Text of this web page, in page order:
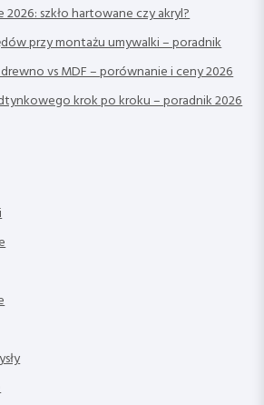
2026: szkło hartowane czy akryl?
przy montażu umywalki – poradnik
vs MDF – porównanie i ceny 2026
krok po kroku – poradnik 2026